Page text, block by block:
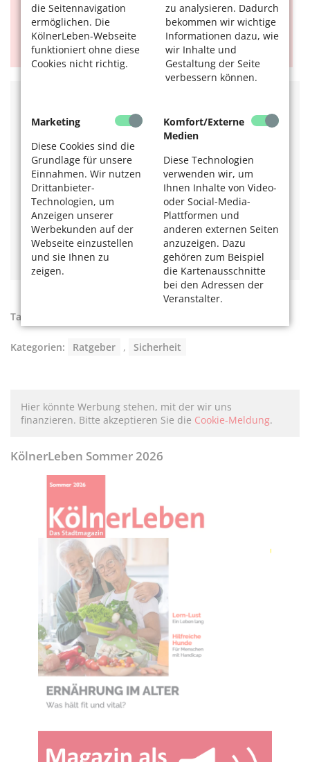
die Seitennavigation
ermöglichen. Die
KölnerLeben-Webseite
funktioniert ohne diese
Cookies nicht richtig.
zu analysieren. Dadurch
bekommen wir wichtige
Informationen dazu, wie
wir Inhalte und
Gestaltung der Seite
verbessern können.
Marketing
Diese Cookies sind die
Grundlage für unsere
Einnahmen. Wir nutzen
Drittanbieter-
Technologien, um
Anzeigen unserer
Werbekunden auf der
Webseite einzustellen
und sie Ihnen zu
zeigen.
Komfort/Externe
Medien
Diese Technologien
verwenden wir, um
Ihnen Inhalte von Video-
oder Social-Media-
Plattformen und
anderen externen Seiten
anzuzeigen. Dazu
gehören zum Beispiel
die Kartenausschnitte
bei den Adressen der
Veranstalter.
Angehörigen über die Maschen der
Trickbetrügenden, damit Ihre Eltern oder
Großeltern nicht zum Opfer werden.
unter 0221 / 229-2299 oder auf der Internetseite der Polizei
https://koeln.polizei.nrw/seniorenpraevention
Das könnte Sie auch interessieren:
Polizei-Kampagne gegen Trickbetrug
Taschendiebstahl: Vorsicht vor Blockern, Ziehern und Schatten!
Betrug im Internet - Wenn E-Mails zur Gefahr werden
Tags:
Kategorien: Ratgeber , Sicherheit
Hier könnte Werbung stehen, mit der wir uns
finanzieren. Bitte akzeptieren Sie die Cookie-Meldung.
KölnerLeben Sommer 2026